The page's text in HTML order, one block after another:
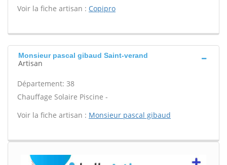
Voir la fiche artisan : Copipro
Monsieur pascal gibaud Saint-verand
Artisan
Département: 38
Chauffage Solaire Piscine -
Voir la fiche artisan : Monsieur pascal gibaud